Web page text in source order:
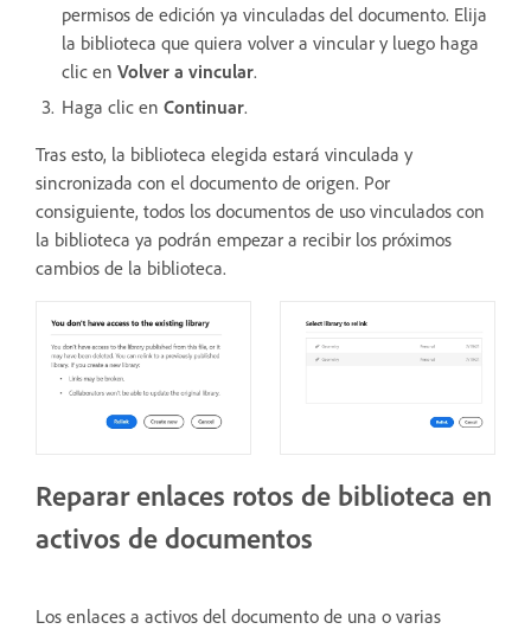
permisos de edición ya vinculadas del documento. Elija
la biblioteca que quiera volver a vincular y luego haga
clic en Volver a vincular.
Haga clic en Continuar.
Tras esto, la biblioteca elegida estará vinculada y
sincronizada con el documento de origen. Por
consiguiente, todos los documentos de uso vinculados con
la biblioteca ya podrán empezar a recibir los próximos
cambios de la biblioteca.
Reparar enlaces rotos de biblioteca en
activos de documentos
Los enlaces a activos del documento de una o varias